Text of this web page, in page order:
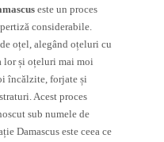
este un proces
considerabile.
oțel, alegând oțeluri cu
lor și oțeluri mai moi
încălzite, forjate și
Acest proces
sub numele de
Damascus este ceea ce